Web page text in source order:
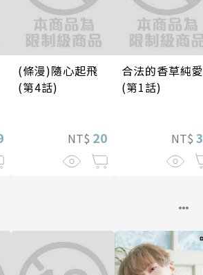
(條漫)隨心起飛
(第4話)
NT$ 20
合法的香草純愛
(第1話)
NT$